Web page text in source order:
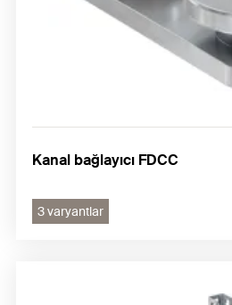
Kanal bağlayıcı FDCC
3 varyantlar